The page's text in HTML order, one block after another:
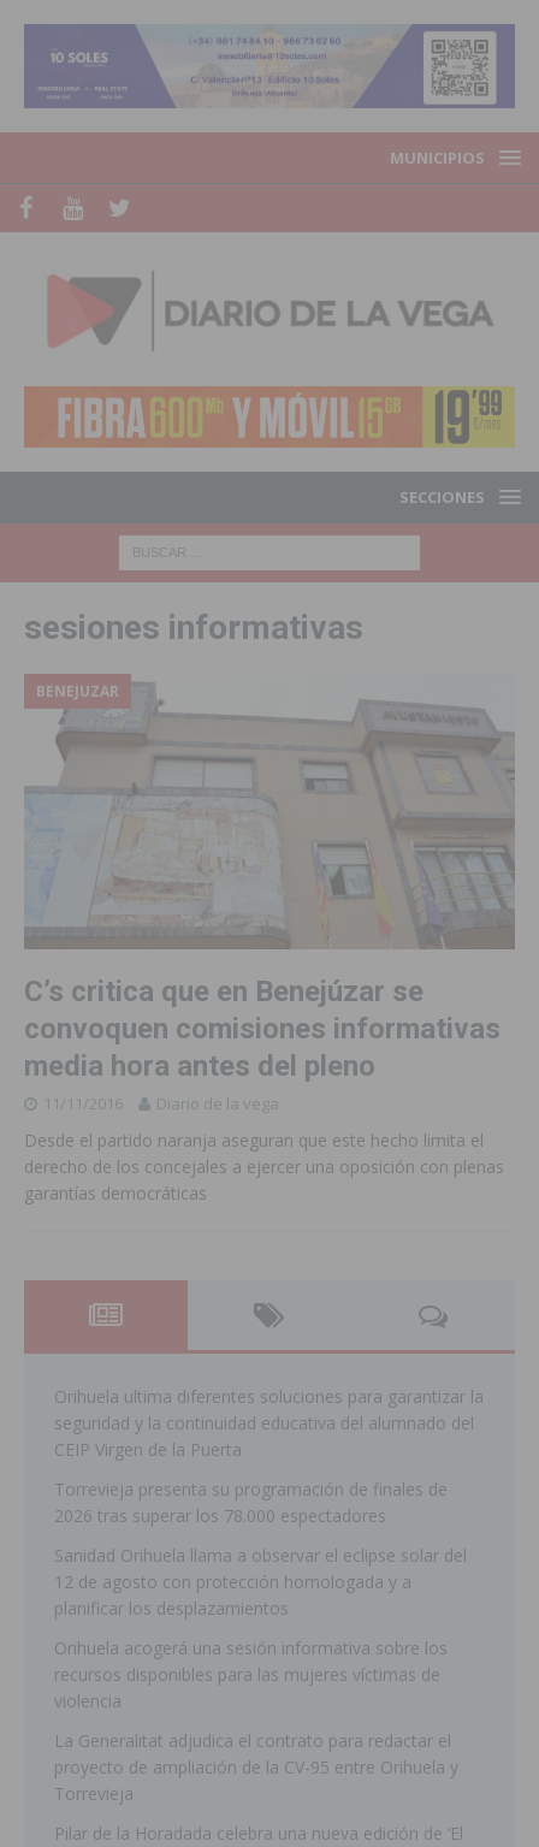
MUNICIPIOS
SECCIONES
sesiones informativas
BENEJUZAR
C’s critica que en Benejúzar se
convoquen comisiones informativas
media hora antes del pleno
11/11/2016 Diario de la vega
Desde el partido naranja aseguran que este hecho limita el
derecho de los concejales a ejercer una oposición con plenas
garantías democráticas
Orihuela ultima diferentes soluciones para garantizar la
seguridad y la continuidad educativa del alumnado del
CEIP Virgen de la Puerta
Torrevieja presenta su programación de finales de
2026 tras superar los 78.000 espectadores
Sanidad Orihuela llama a observar el eclipse solar del
12 de agosto con protección homologada y a
planificar los desplazamientos
Orihuela acogerá una sesión informativa sobre los
recursos disponibles para las mujeres víctimas de
violencia
La Generalitat adjudica el contrato para redactar el
proyecto de ampliación de la CV-95 entre Orihuela y
Torrevieja
Pilar de la Horadada celebra una nueva edición de ‘El